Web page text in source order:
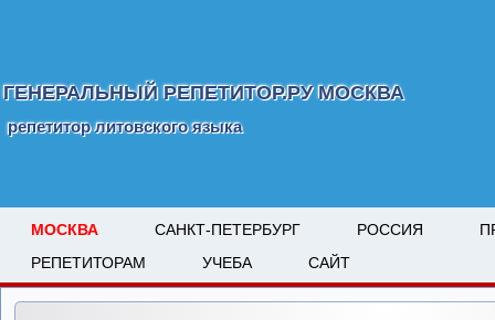
ГЕНЕРАЛЬНЫЙ РЕПЕТИТОР.РУ МОСКВА
репетитор литовского языка
МОСКВА САНКТ-ПЕТЕРБУРГ РОССИЯ
РЕПЕТИТОРАМ
УЧЕБА САЙТ